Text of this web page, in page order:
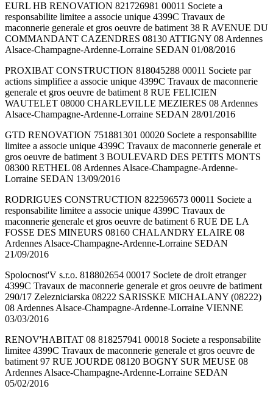
EURL HB RENOVATION 821726981 00011 Societe a
responsabilite limitee a associe unique 4399C Travaux de
maconnerie generale et gros oeuvre de batiment 38 R AVENUE DU
COMMANDANT CAZENDRES 08130 ATTIGNY 08 Ardennes
Alsace-Champagne-Ardenne-Lorraine SEDAN 01/08/2016
PROXIBAT CONSTRUCTION 818045288 00011 Societe par
actions simplifiee a associe unique 4399C Travaux de maconnerie
generale et gros oeuvre de batiment 8 RUE FELICIEN
WAUTELET 08000 CHARLEVILLE MEZIERES 08 Ardennes
Alsace-Champagne-Ardenne-Lorraine SEDAN 28/01/2016
GTD RENOVATION 751881301 00020 Societe a responsabilite
limitee a associe unique 4399C Travaux de maconnerie generale et
gros oeuvre de batiment 3 BOULEVARD DES PETITS MONTS
08300 RETHEL 08 Ardennes Alsace-Champagne-Ardenne-
Lorraine SEDAN 13/09/2016
RODRIGUES CONSTRUCTION 822596573 00011 Societe a
responsabilite limitee a associe unique 4399C Travaux de
maconnerie generale et gros oeuvre de batiment 6 RUE DE LA
FOSSE DES MINEURS 08160 CHALANDRY ELAIRE 08
Ardennes Alsace-Champagne-Ardenne-Lorraine SEDAN
21/09/2016
Spolocnost'V s.r.o. 818802654 00017 Societe de droit etranger
4399C Travaux de maconnerie generale et gros oeuvre de batiment
290/17 Zelezniciarska 08222 SARISSKE MICHALANY (08222)
08 Ardennes Alsace-Champagne-Ardenne-Lorraine VIENNE
03/03/2016
RENOV'HABITAT 08 818257941 00018 Societe a responsabilite
limitee 4399C Travaux de maconnerie generale et gros oeuvre de
batiment 97 RUE JOURDE 08120 BOGNY SUR MEUSE 08
Ardennes Alsace-Champagne-Ardenne-Lorraine SEDAN
05/02/2016